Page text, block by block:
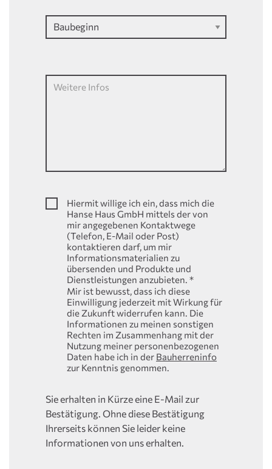
Weitere Infos
Hiermit willige ich ein, dass mich die
Hanse Haus GmbH mittels der von
mir angegebenen Kontaktwege
(Telefon, E-Mail oder Post)
kontaktieren darf, um mir
Informationsmaterialien zu
übersenden und Produkte und
Dienstleistungen anzubieten. *
Mir ist bewusst, dass ich diese
Einwilligung jederzeit mit Wirkung für
die Zukunft widerrufen kann. Die
Informationen zu meinen sonstigen
Rechten im Zusammenhang mit der
Nutzung meiner personenbezogenen
Daten habe ich in der Bauherreninfo
zur Kenntnis genommen.
Sie erhalten in Kürze eine E-Mail zur
Bestätigung. Ohne diese Bestätigung
Ihrerseits können Sie leider keine
Informationen von uns erhalten.